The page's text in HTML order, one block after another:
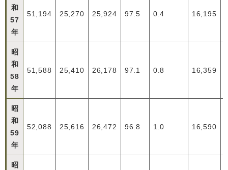
和
57
年
51,194 25,270 25,924 97.5 0.4 16,195
昭
和
58
年
51,588 25,410 26,178 97.1 0.8 16,359
昭
和
59
年
52,088 25,616 26,472 96.8 1.0 16,590
昭